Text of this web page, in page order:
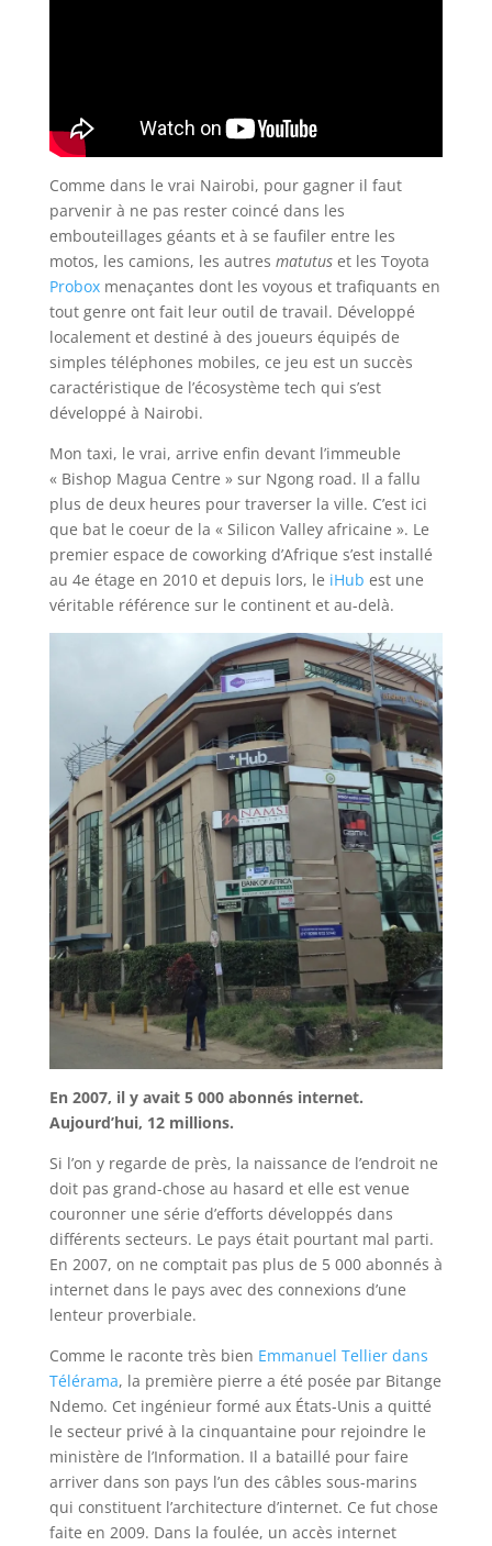
Comme dans le vrai Nairobi, pour gagner il faut
parvenir à ne pas rester coincé dans les
embouteillages géants et à se faufiler entre les
motos, les camions, les autres matutuset les Toyota
Proboxmenaçantes dont les voyous et trafiquants en
tout genre ont fait leur outil de travail. Développé
localement et destiné à des joueurs équipés de
simples téléphones mobiles, ce jeu est un succès
caractéristique de l’écosystème tech qui s’est
développé à Nairobi.
Mon taxi, le vrai, arrive enfin devant l’immeuble
« Bishop Magua Centre » sur Ngong road. Il a fallu
plus de deux heures pour traverser la ville. C’est ici
que bat le coeur de la « Silicon Valley africaine ». Le
premier espace de coworking d’Afrique s’est installé
au 4e étage en 2010 et depuis lors, le iHub est une
véritable référence sur le continent et au-delà.
En 2007, il y avait 5 000 abonnés internet.
Aujourd’hui, 12 millions.
Si l’on y regarde de près, la naissance de l’endroit ne
doit pas grand-chose au hasard et elle est venue
couronner une série d’efforts développés dans
différents secteurs. Le pays était pourtant mal parti.
En 2007, on ne comptait pas plus de 5 000 abonnés à
internet dans le pays avec des connexions d’une
lenteur proverbiale.
Comme le raconte très bien Emmanuel Tellier dans
Télérama, la première pierre a été posée par Bitange
Ndemo. Cet ingénieur formé aux États-Unis a quitté
le secteur privé à la cinquantaine pour rejoindre le
ministère de l’Information. Il a bataillé pour faire
arriver dans son pays l’un des câbles sous-marins
qui constituent l’architecture d’internet. Ce fut chose
faite en 2009. Dans la foulée, un accès internet